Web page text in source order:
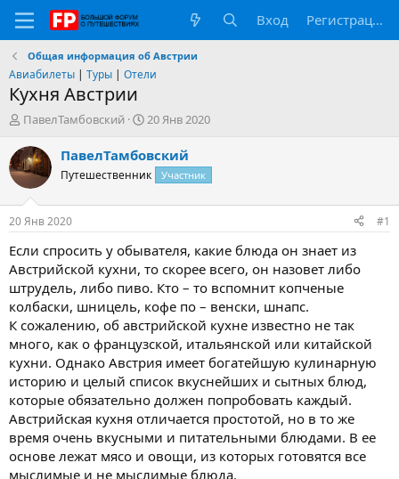
Вход Регистрация
Общая информация об Австрии
Авиабилеты | Туры | Отели
Кухня Австрии
А
т
о
т
е
м
ы
ПавелТамбовский
Д
т
н
а
л
20 Янв 2020
ПавелТамбовский
Путешественник Участник
20 Янв 2020 #1
Если спросить у обывателя, какие блюда он знает из
Австрийской кухни, то скорее всего, он назовет либо
штрудель, либо пиво. Кто – то вспомнит копченые
колбаски, шницель, кофе по – венски, шнапс.
К сожалению, об австрийской кухне известно не так
много, как о французской, итальянской или китайской
кухни. Однако Австрия имеет богатейшую кулинарную
историю и целый список вкуснейших и сытных блюд,
которые обязательно должен попробовать каждый.
Австрийская кухня отличается простотой, но в то же
время очень вкусными и питательными блюдами. В ее
основе лежат мясо и овощи, из которых готовятся все
мыслимые и не мыслимые блюда.